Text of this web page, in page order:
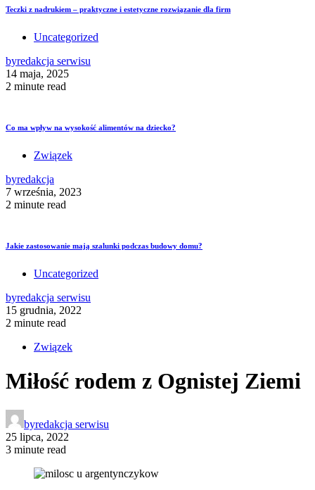
Teczki z nadrukiem – praktyczne i estetyczne rozwiązanie dla firm
Uncategorized
byredakcja serwisu
14 maja, 2025
2 minute read
Co ma wpływ na wysokość alimentów na dziecko?
Związek
byredakcja
7 września, 2023
2 minute read
Jakie zastosowanie mają szalunki podczas budowy domu?
Uncategorized
byredakcja serwisu
15 grudnia, 2022
2 minute read
Związek
Miłość rodem z Ognistej Ziemi
byredakcja serwisu
25 lipca, 2022
3 minute read